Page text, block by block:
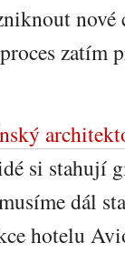
nové
zatím
si stahují
dál
hotelu